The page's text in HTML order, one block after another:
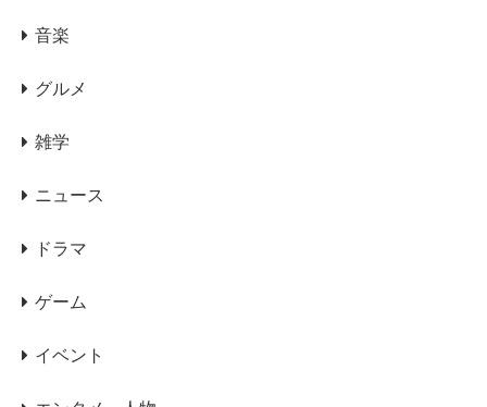
音楽
グルメ
雑学
ニュース
ドラマ
ゲーム
イベント